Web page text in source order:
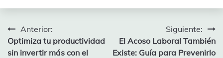
Navegación
de
Anterior:
Optimiza tu productividad
sin invertir más con el
Siguiente:
El Acoso Laboral También
Existe: Guía para Prevenirlo